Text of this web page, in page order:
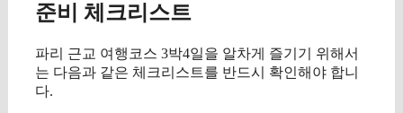
준비 체크리스트
파리 근교 여행코스 3박4일을 알차게 즐기기 위해서
는 다음과 같은 체크리스트를 반드시 확인해야 합니
다.